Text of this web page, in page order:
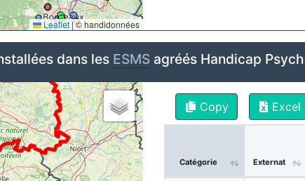
Leaflet |© handidonnées
dans les ESMS agréés Handicap
Copy Excel
Catégorie Externat